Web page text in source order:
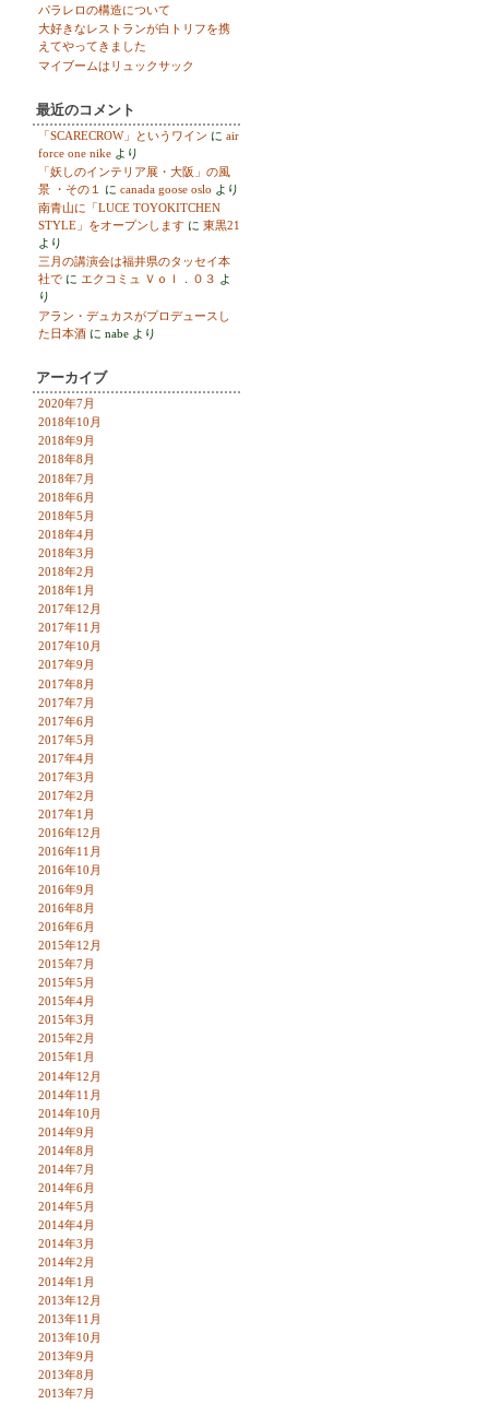
パラレロの構造について
大好きなレストランが白トリフを携
えてやってきました
マイブームはリュックサック
最近のコメント
「SCARECROW」というワイン に air
force one nike より
「妖しのインテリア展・大阪」の風
景 ・その１
に canada goose oslo より
南青山に「LUCE TOYOKITCHEN
STYLE」をオープンします に 東黒21
より
三月の講演会は福井県のタッセイ本
社で に エクコミュ Ｖｏｌ．０３ よ
り
アラン・デュカスがプロデュースし
た日本酒 に nabe より
アーカイブ
2020年7月
2018年10月
2018年9月
2018年8月
2018年7月
2018年6月
2018年5月
2018年4月
2018年3月
2018年2月
2018年1月
2017年12月
2017年11月
2017年10月
2017年9月
2017年8月
2017年7月
2017年6月
2017年5月
2017年4月
2017年3月
2017年2月
2017年1月
2016年12月
2016年11月
2016年10月
2016年9月
2016年8月
2016年6月
2015年12月
2015年7月
2015年5月
2015年4月
2015年3月
2015年2月
2015年1月
2014年12月
2014年11月
2014年10月
2014年9月
2014年8月
2014年7月
2014年6月
2014年5月
2014年4月
2014年3月
2014年2月
2014年1月
2013年12月
2013年11月
2013年10月
2013年9月
2013年8月
2013年7月